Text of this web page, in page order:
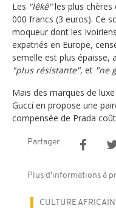
Les "lêkê"les plus chères
000 francs (3 euros). Ce
moqueur dont les
expatriés en Europe,
semelle est plus épaisse,
"plus résistante", et "ne
Mais des marques de
Gucci en propose une
compensée de Prada
Partager
Plus d'informations à
CULTURE